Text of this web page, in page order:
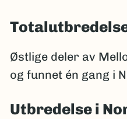
Østlige deler av
og funnet én gang i
Utbredelse i